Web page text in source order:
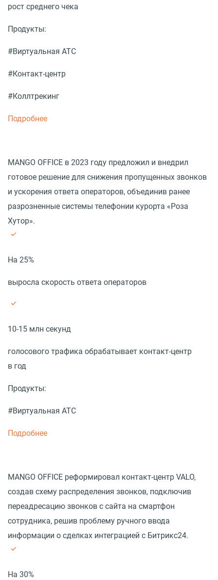
рост среднего чека
Продукты:
#Виртуальная АТС
#Контакт-центр
#Коллтрекинг
Подробнее
MANGO OFFICE в 2023 году предложил и внедрил
готовое решение для снижения пропущенных звонков
и ускорения ответа операторов, объединив ранее
разрозненные системы телефонии курорта «Роза
Хутор».
На 25%
выросла скорость ответа операторов
10-15 млн секунд
голосового трафика обрабатывает контакт-центр
в год
Продукты:
#Виртуальная АТС
Подробнее
MANGO OFFICE реформировал контакт-центр VALO,
создав схему распределения звонков, подключив
переадресацию звонков с сайта на смартфон
сотрудника, решив проблему ручного ввода
информации о сделках интеграцией с Битрикс24.
На 30%